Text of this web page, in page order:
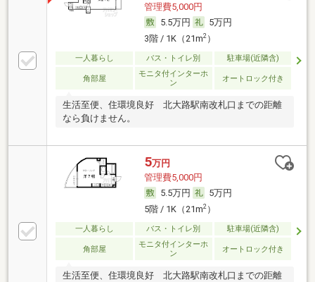
管理費5,000円
5.5万円
5万円
3階 / 1K（21m2）
一人暮らし バス・トイレ別 駐車場(近隣含)
角部屋
モニタ付インターホ
ン
オートロック付き
生活至便、住環境良好 北大路駅南改札口までの距離
なら負けません。
5万円
管理費5,000円
5.5万円
5万円
5階 / 1K（21m2）
一人暮らし バス・トイレ別 駐車場(近隣含)
角部屋
モニタ付インターホ
ン
オートロック付き
生活至便、住環境良好 北大路駅南改札口までの距離